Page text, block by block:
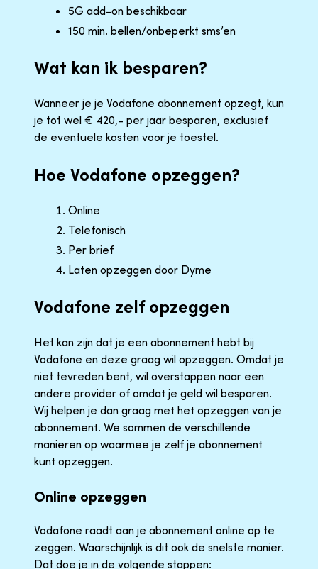
5G add-on beschikbaar
150 min. bellen/onbeperkt sms’en
Wat kan ik besparen?
Wanneer je je Vodafone abonnement opzegt, kun
je tot wel € 420,- per jaar besparen, exclusief
de eventuele kosten voor je toestel.
Hoe Vodafone opzeggen?
Online
Telefonisch
Per brief
Laten opzeggen door Dyme
Vodafone zelf opzeggen
Het kan zijn dat je een abonnement hebt bij
Vodafone en deze graag wil opzeggen. Omdat je
niet tevreden bent, wil overstappen naar een
andere provider of omdat je geld wil besparen.
Wij helpen je dan graag met het opzeggen van je
abonnement. We sommen de verschillende
manieren op waarmee je zelf je abonnement
kunt opzeggen.
Online opzeggen
Vodafone raadt aan je abonnement online op te
zeggen. Waarschijnlijk is dit ook de snelste manier.
Dat doe je in de volgende stappen: